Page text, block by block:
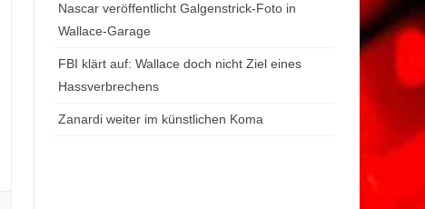
Nascar veröffentlicht Galgenstrick-Foto in
Wallace-Garage
FBI klärt auf: Wallace doch nicht Ziel eines
Hassverbrechens
Zanardi weiter im künstlichen Koma